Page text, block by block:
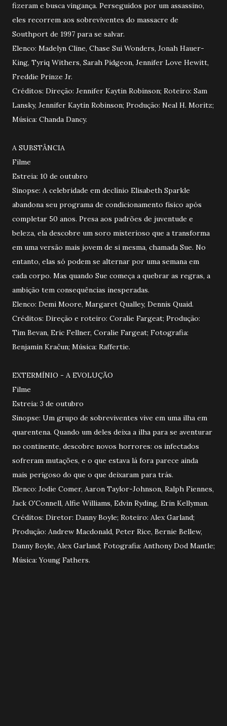
fizeram e busca vingança. Perseguidos por um assassino,
eles recorrem aos sobreviventes do massacre de
Southport de 1997 para se salvar.
Elenco: Madelyn Cline, Chase Sui Wonders, Jonah Hauer-
King, Tyriq Withers, Sarah Pidgeon, Jennifer Love Hewitt,
Freddie Prinze Jr.
Créditos: Direção: Jennifer Kaytin Robinson; Roteiro: Sam
Lansky, Jennifer Kaytin Robinson; Produção: Neal H. Moritz;
Música: Chanda Dancy.
A SUBSTÂNCIA
Filme
Estreia: 10 de outubro
Sinopse: A celebridade em declínio Elisabeth Sparkle
abandona seu programa de condicionamento físico após
completar 50 anos. Presa aos padrões de juventude e
beleza, ela descobre um soro misterioso que a transforma
em uma versão mais jovem de si mesma, chamada Sue. No
entanto, elas só podem se alternar por uma semana em
cada corpo. Mas quando Sue começa a quebrar as regras, a
ambição tem consequências inesperadas.
Elenco: Demi Moore, Margaret Qualley, Dennis Quaid.
Créditos: Direção e roteiro: Coralie Fargeat; Produção:
Tim Bevan, Eric Fellner, Coralie Fargeat; Fotografia:
Benjamin Kračun; Música: Raffertie.
EXTERMÍNIO - A EVOLUÇÃO
Filme
Estreia: 3 de outubro
Sinopse: Um grupo de sobreviventes vive em uma ilha em
quarentena. Quando um deles deixa a ilha para se aventurar
no continente, descobre novos horrores: os infectados
sofreram mutações, e o que estava lá fora parece ainda
mais perigoso do que o que deixaram para trás.
Elenco: Jodie Comer, Aaron Taylor-Johnson, Ralph Fiennes,
Jack O'Connell, Alfie Williams, Edvin Ryding, Erin Kellyman.
Créditos: Diretor: Danny Boyle; Roteiro: Alex Garland;
Produção: Andrew Macdonald, Peter Rice, Bernie Bellew,
Danny Boyle, Alex Garland; Fotografia: Anthony Dod Mantle;
Música: Young Fathers.